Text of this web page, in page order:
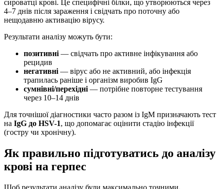
сироватці крові. Це специфічні білки, що утворюються через
4–7 днів після зараження і свідчать про поточну або
нещодавню активацію вірусу.
Результати аналізу можуть бути:
позитивні — свідчать про активне інфікування або
рецидив
негативні — вірус або не активний, або інфекція
трапилась раніше і організм виробив IgG
сумнівні/перехідні — потрібне повторне тестування
через 10–14 днів
Для точнішої діагностики часто разом із IgM призначають тест
на IgG до HSV-1, що допомагає оцінити стадію інфекції
(гостру чи хронічну).
Як правильно підготуватись до аналізу
крові на герпес
Щоб результати аналізу були максимально точними,